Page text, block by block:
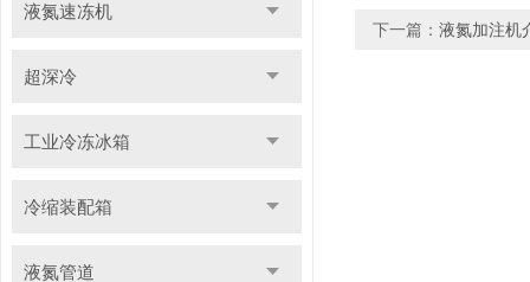
液氮速冻机
超深冷
工业冷冻冰箱
冷缩装配箱
液氮管道
下一篇： 液氮加注机